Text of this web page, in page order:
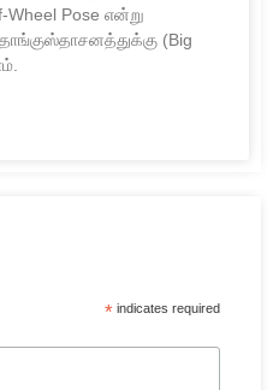
Pose என்று
(Big
*indicates required